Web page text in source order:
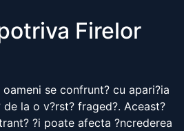
Firelor
se confrunt? cu apari?ia
la o v?rst? fraged?. Aceast?
?i poate afecta ?ncrederea